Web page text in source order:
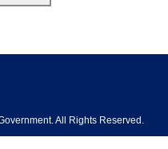
All Rights Reserved.